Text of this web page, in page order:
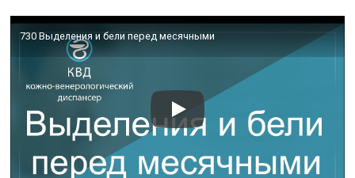
730 Выделения и бели перед месячными